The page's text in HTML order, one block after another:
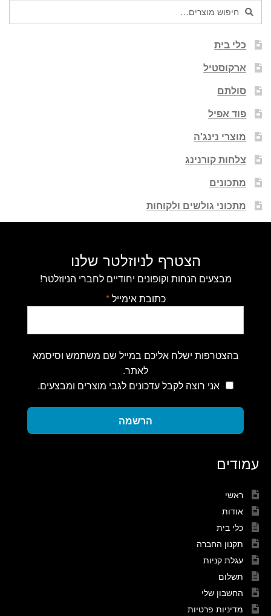
חיפוש
עבור:
חיפוש
כלי בית
ארקוסטיל
סולתם
פוד אפיל
מוצרי נינג'ה
צלחות קורנינג
מתכונים
מתכוני גולשים ולקוחות
הצטרף לניוזלטר שלנו
מבצעים הנחות וקופונים יחודיים לחברי הניוזלטר!
כתובת אימייל*
בהצטרפות ישלח אליכם במייל שם משתמש וסיסמא
לאתר.
אני רוצה לקבל עדכונים לגבי מוצרים ומבצעים.
הרשמה
עמודים
ראשי
אודות
כלי בית
תקנון החברה
עגלת קניות
תשלום
החשבון שלי
מדיניות פרטיות